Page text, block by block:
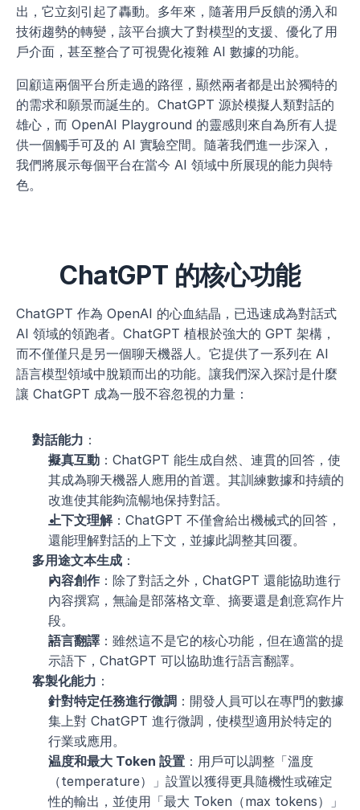
出，它立刻引起了轟動。多年來，隨著用戶反饋的湧入和
技術趨勢的轉變，該平台擴大了對模型的支援、優化了用
戶介面，甚至整合了可視覺化複雜 AI 數據的功能。
回顧這兩個平台所走過的路徑，顯然兩者都是出於獨特的
的需求和願景而誕生的。ChatGPT 源於模擬人類對話的
雄心，而 OpenAI Playground 的靈感則來自為所有人提
供一個觸手可及的 AI 實驗空間。隨著我們進一步深入，
我們將展示每個平台在當今 AI 領域中所展現的能力與特
色。
ChatGPT 的核心功能
ChatGPT 作為 OpenAI 的心血結晶，已迅速成為對話式
AI 領域的領跑者。ChatGPT 植根於強大的 GPT 架構，
而不僅僅只是另一個聊天機器人。它提供了一系列在 AI
語言模型領域中脫穎而出的功能。讓我們深入探討是什麼
讓 ChatGPT 成為一股不容忽視的力量：
對話能力 ：
擬真互動 ：ChatGPT 能生成自然、連貫的回答，使
其成為聊天機器人應用的首選。其訓練數據和持續的
改進使其能夠流暢地保持對話。
上下文理解：ChatGPT 不僅會給出機械式的回答，
還能理解對話的上下文，並據此調整其回覆。
多用途文本生成 ：
內容創作 ：除了對話之外，ChatGPT 還能協助進行
內容撰寫，無論是部落格文章、摘要還是創意寫作片
段。
語言翻譯 ：雖然這不是它的核心功能，但在適當的提
示語下，ChatGPT 可以協助進行語言翻譯。
客製化能力 ：
針對特定任務進行微調 ：開發人員可以在專門的數據
集上對 ChatGPT 進行微調，使模型適用於特定的
行業或應用。
温度和最大 Token 設置 ：用戶可以調整「溫度
（temperature）」設置以獲得更具隨機性或確定
性的輸出，並使用「最大 Token（max tokens）」